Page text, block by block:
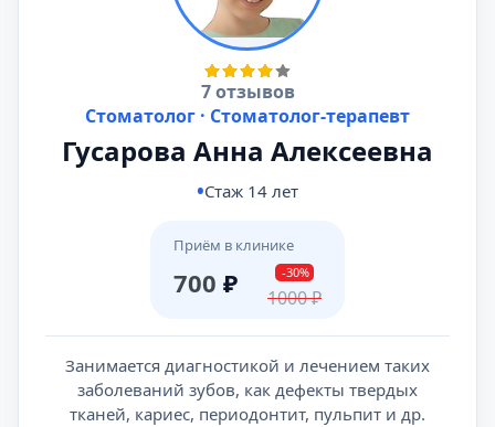
7 отзывов
Стоматолог · Стоматолог-терапевт
Гусарова Анна Алексеевна
Стаж 14 лет
Приём в клинике
700 ₽ -30%
1000₽
Занимается диагностикой и лечением таких
заболеваний зубов, как дефекты твердых
тканей, кариес, периодонтит, пульпит и др.